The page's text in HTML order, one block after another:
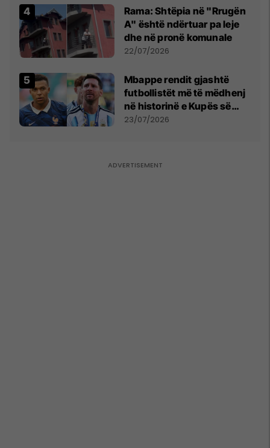
Rama: Shtëpia në "Rrugën
A" është ndërtuar pa leje
dhe në pronë komunale
22/07/2026
Mbappe rendit gjashtë
futbollistët më të mëdhenj
në historinë e Kupës së
Botës, Messi mbetet i dyti
23/07/2026